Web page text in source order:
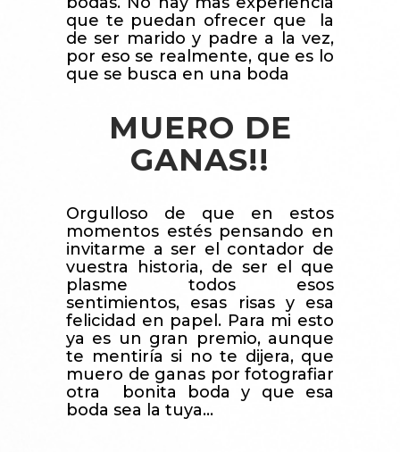
que te puedan ofrecer que la
de ser marido y padre a la vez,
por eso se realmente, que es lo
que se busca en una boda
MUERO DE
GANAS!!
Orgulloso de que en estos
momentos estés pensando en
invitarme a ser el contador de
vuestra historia, de ser el que
plasme todos esos
sentimientos, esas risas y esa
felicidad en papel. Para mi esto
ya es un gran premio, aunque
te mentiría si no te dijera, que
muero de ganas por fotografiar
otra bonita boda y que esa
boda sea la tuya…